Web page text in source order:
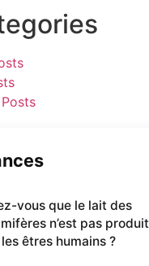
vous que le lait des
n’est pas produit
êtres humains ?